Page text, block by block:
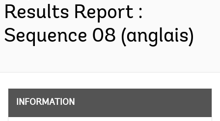
Results Report :
Sequence 08 (anglais)
INFORMATION